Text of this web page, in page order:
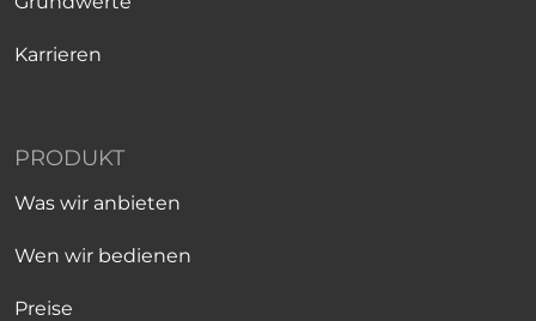
Karrieren
PRODUKT
Was wir anbieten
Wen wir bedienen
Preise